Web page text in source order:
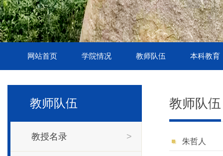
网站首页 学院情况 教师队伍 本科教育
教师队伍
教授名录 >
教师队伍
朱哲人